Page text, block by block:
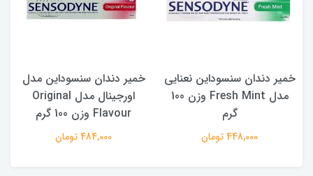
خمیر دندان سنسوداین مدل
اورجینال مدل Original
Flavour وزن 100 گرم
484,000 تومان
برق لب (لیپ گلاس) +
حرارتی
160,000 تومان